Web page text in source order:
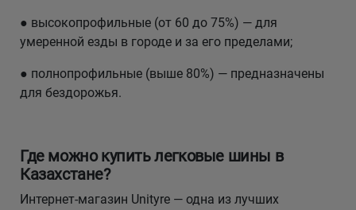
● высокопрофильные (от 60 до 75%) — для
умеренной езды в городе и за его пределами;
● полнопрофильные (выше 80%) — предназначены
для бездорожья.
Где можно купить легковые шины в
Казахстане?
Интернет-магазин Unityre — одна из лучших